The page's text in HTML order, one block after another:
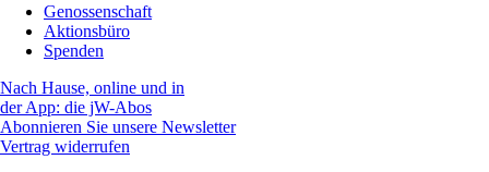
Genossenschaft
Aktionsbüro
Spenden
Nach Hause, online und in
der App: die jW-Abos
Abonnieren Sie unsere Newsletter
Vertrag widerrufen